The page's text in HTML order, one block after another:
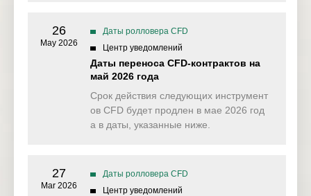
EURIBOR3M EURIBOR Futures
CL-OIL
Crude Oil West
12 Jun 2026
Volatility 12 Jun 2026
SP500ft SP500 Future
NAS100ft NAS100 Future
26
May 2026
Даты ролловера CFD
Центр уведомлений
Даты переноса CFD-контрактов на
май 2026 года
Срок действия следующих инструмент
ов CFD будет продлен в мае 2026 год
а в даты, указанные ниже.
27
Mar 2026
Даты ролловера CFD
Центр уведомлений